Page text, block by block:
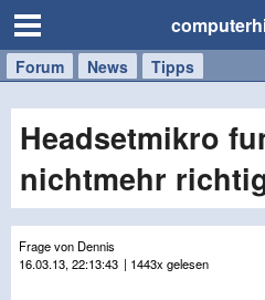
Forum News Tipps
Handy
Tablet
Windows
Mac
Headsetmikro
nichtmehr
Frage von Dennis
16.03.13, 22:13:43 | 1443x gelesen